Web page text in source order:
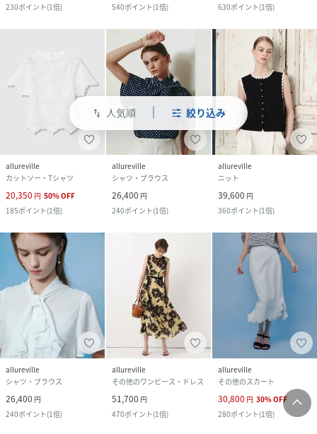
swap_vert 人気順 絞り込み
230ポイント(1倍)
540ポイント(1倍)
630ポイント(1倍)
allureville
カットソー・Tシャツ
20,350 円 50%OFF
185ポイント(1倍)
allureville
シャツ・ブラウス
26,400 円
240ポイント(1倍)
allureville
ニット
39,600 円
360ポイント(1倍)
allureville
シャツ・ブラウス
26,400 円
240ポイント(1倍)
allureville
その他のワンピース・ドレス
51,700 円
470ポイント(1倍)
allureville
その他のスカート
30,800 円 30%OFF
280ポイント(1倍)